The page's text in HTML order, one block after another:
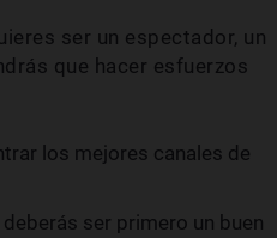
ser un espectador, un
que hacer esfuerzos
los mejores canales de
ser primero un buen